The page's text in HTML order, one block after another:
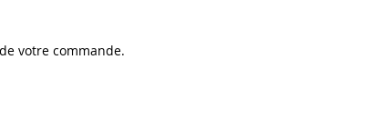
votre commande.